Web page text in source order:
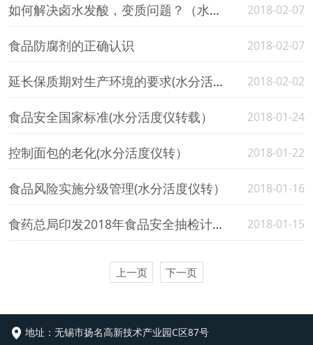
如何解决卤水发酸，变质问题？（水分活度仪转） 2018-02-07
食品防腐剂的正确认识 2018-02-07
延长保质期对生产环境的要求(水分活度测试仪） 2018-02-02
食品安全国家标准(水分活度仪转载） 2018-01-24
控制面包的老化(水分活度仪转） 2018-01-22
食品风险实施分级管理(水分活度仪转） 2018-01-16
食药总局印发2018年食品安全抽检计划（水分活度仪） 2018-01-15
上一页 下一页
地址： 无锡市扬名高新技术产业园C区87号